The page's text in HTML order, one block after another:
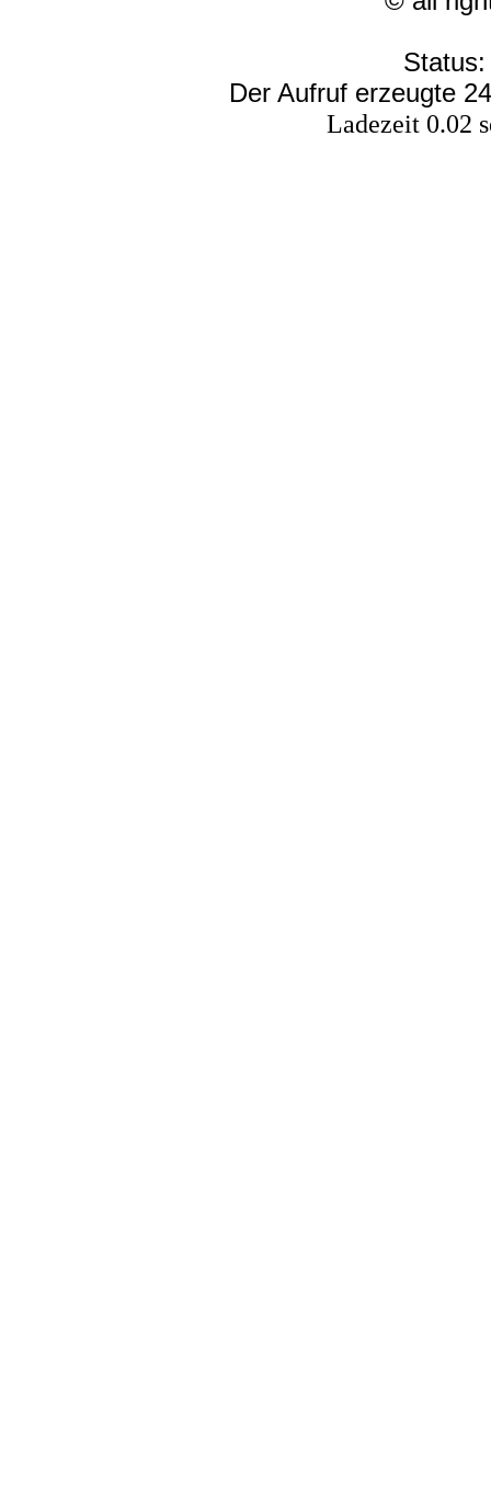
Der Aufruf erzeugte
Ladezeit 0.02